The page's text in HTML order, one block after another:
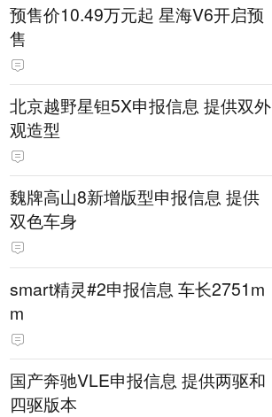
预售价10.49万元起 星海V6开启预
售
北京越野星钽5X申报信息 提供双外
观造型
魏牌高山8新增版型申报信息 提供
双色车身
smart精灵#2申报信息 车长2751m
m
国产奔驰VLE申报信息 提供两驱和
四驱版本